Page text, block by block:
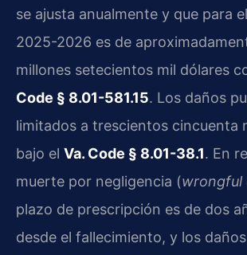
se ajusta anualmente y que para
2025-2026 es de
millones setecientos mil dólares
Code § 8.01-581.15. Los daños
limitados a trescientos cincuenta
bajo el Va. Code § 8.01-38.1. En
muerte por negligencia (wrongful
plazo de prescripción es de dos
desde el fallecimiento, y los